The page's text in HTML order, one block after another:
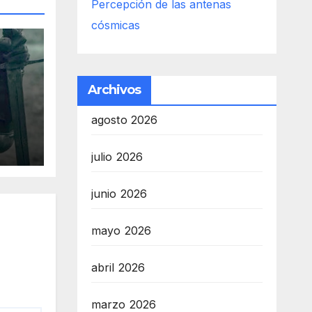
Percepción de las antenas
cósmicas
Archivos
agosto 2026
julio 2026
junio 2026
mayo 2026
abril 2026
marzo 2026